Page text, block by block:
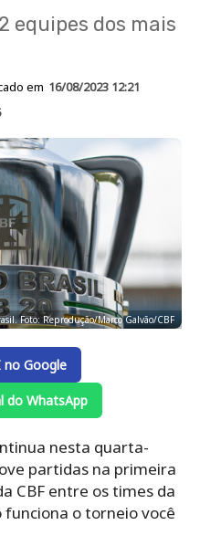
equipes dos mais
em 16/08/2023 12:21
Foto: Reprodução/Marco Galvão/CBF
no Google
do WhatsApp
nesta quarta-
partidas na primeira
CBF entre os times da
funciona o torneio você